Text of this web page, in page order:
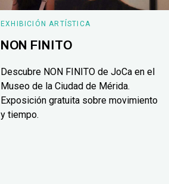
EXHIBICIÓN ARTÍSTICA
NON FINITO
Descubre NON FINITO de JoCa en el
Museo de la Ciudad de Mérida.
Exposición gratuita sobre movimiento
y tiempo.